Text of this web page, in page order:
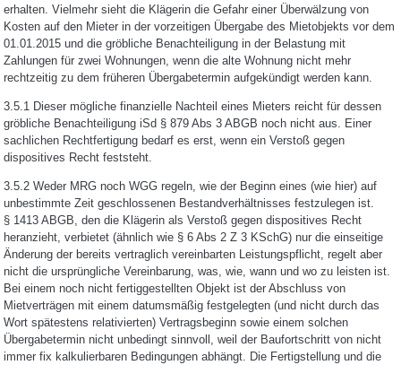
erhalten. Vielmehr sieht die Klägerin die Gefahr einer Überwälzung von
Kosten auf den Mieter in der vorzeitigen Übergabe des Mietobjekts vor dem
01.01.2015 und die gröbliche Benachteiligung in der Belastung mit
Zahlungen für zwei Wohnungen, wenn die alte Wohnung nicht mehr
rechtzeitig zu dem früheren Übergabetermin aufgekündigt werden kann.
3.5.1 Dieser mögliche finanzielle Nachteil eines Mieters reicht für dessen
gröbliche Benachteiligung iSd § 879 Abs 3 ABGB noch nicht aus. Einer
sachlichen Rechtfertigung bedarf es erst, wenn ein Verstoß gegen
dispositives Recht feststeht.
3.5.2 Weder MRG noch WGG regeln, wie der Beginn eines (wie hier) auf
unbestimmte Zeit geschlossenen Bestandverhältnisses festzulegen ist.
§ 1413 ABGB, den die Klägerin als Verstoß gegen dispositives Recht
heranzieht, verbietet (ähnlich wie § 6 Abs 2 Z 3 KSchG) nur die einseitige
Änderung der bereits vertraglich vereinbarten Leistungspflicht, regelt aber
nicht die ursprüngliche Vereinbarung, was, wie, wann und wo zu leisten ist.
Bei einem noch nicht fertiggestellten Objekt ist der Abschluss von
Mietverträgen mit einem datumsmäßig festgelegten (und nicht durch das
Wort spätestens relativierten) Vertragsbeginn sowie einem solchen
Übergabetermin nicht unbedingt sinnvoll, weil der Baufortschritt von nicht
immer fix kalkulierbaren Bedingungen abhängt. Die Fertigstellung und die